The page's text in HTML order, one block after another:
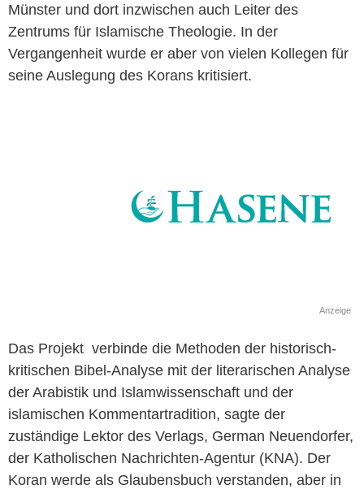
Münster und dort inzwischen auch Leiter des
Zentrums für Islamische Theologie. In der
Vergangenheit wurde er aber von vielen Kollegen für
seine Auslegung des Korans kritisiert.
Anzeige
Das Projekt verbinde die Methoden der historisch-
kritischen Bibel-Analyse mit der literarischen Analyse
der Arabistik und Islamwissenschaft und der
islamischen Kommentartradition, sagte der
zuständige Lektor des Verlags, German Neuendorfer,
der Katholischen Nachrichten-Agentur (KNA). Der
Koran werde als Glaubensbuch verstanden, aber in